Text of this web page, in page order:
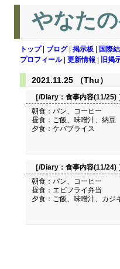
やなた
トップ| ブログ| 掲示板 国際
プロフィール| 更新情報 旧掲
2021.11.25 （Thu）
［/Diary： 食事内容(11/25)
朝食：パン、コーヒー
昼食：ご飯、味噌汁、納豆
夕食：ケバブライス
［/Diary： 食事内容(11/24)
朝食：パン、コーヒー
昼食：エビフライ弁当
夕食：ご飯、味噌汁、カジ